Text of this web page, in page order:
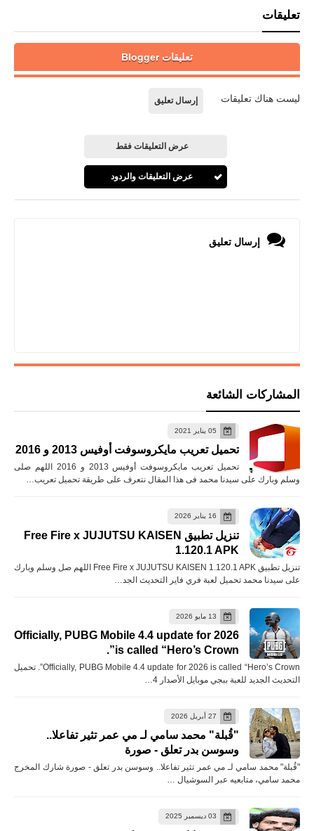
تعليقات
تعليقات Blogger
ليست هناك تعليقات إرسال تعليق
عرض التعليقات فقط
عرض التعليقات والردود
إرسال تعليق
المشاركات الشائعة
05 يناير 2021
تحميل تعريب مايكروسوفت أوفيس 2013 و 2016
تحميل تعريب مايكروسوفت أوفيس 2013 و 2016 اللهم صلى
وسلم وبارك على سيدنا محمد فى هذا المقال نتعرف على طريقة تحميل تعريب…
16 يناير 2026
تنزيل تطبيق Free Fire x JUJUTSU KAISEN
1.120.1 APK
تنزيل تطبيق Free Fire x JUJUTSU KAISEN 1.120.1 APK اللهم صل وسلم وبارك
على سيدنا محمد تحميل لعبة فري فاير التحديث الجد…
13 مايو 2026
Officially, PUBG Mobile 4.4 update for 2026
is called “Hero’s Crown”.
Officially, PUBG Mobile 4.4 update for 2026 is called “Hero’s Crown”. تحميل
التحديث الجديد للعبة ببجي موبايل الأصدار 4…
27 أبريل 2026
"قُبلة" محمد سامي لـ مي عمر تثير تفاعلا..
وسوسن بدر تعلق - صورة
"قُبلة" محمد سامي لـ مي عمر تثير تفاعلا.. وسوسن بدر تعلق - صورة شارك المخرج
محمد سامي، متابعيه عبر السوشيال …
03 ديسمبر 2025